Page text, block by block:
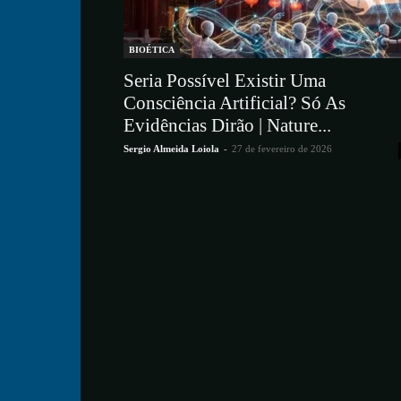
BIOÉTICA
Seria Possível Existir Uma
Consciência Artificial? Só As
Evidências Dirão | Nature...
Sergio Almeida Loiola - 27 de fevereiro de 2026